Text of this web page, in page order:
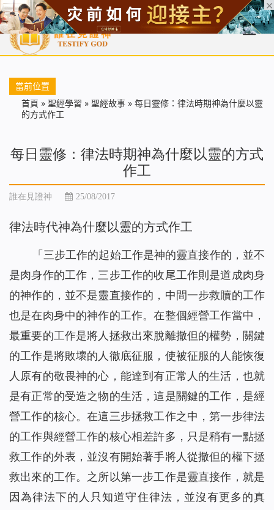
首頁 每日靈糧 天國福音 基督徒見證 信仰解答 聖經
當前位置
首頁 » 聖經學習 » 聖經故事 » 每日靈修：律法時期神為什麼以靈
的方式作工
每日靈修：律法時期神為什麼以靈的方式
作工
誰在見證神 25/08/2017
律法時代神為什麼以靈的方式作工
「三步工作的起始工作是神的靈直接作的，並不
是肉身作的工作，三步工作的收尾工作則是道成肉身
的神作的，並不是靈直接作的，中間一步救贖的工作
也是在肉身中的神作的工作。在整個經營工作當中，
最重要的工作是將人拯救出來脫離撒但的權勢，關鍵
的工作是將敗壞的人徹底征服，使被征服的人能恢復
人原有的敬畏神的心，能達到有正常人的生活，也就
是有正常的受造之物的生活，這是關鍵的工作，是經
營工作的核心。在這三步拯救工作之中，第一步律法
的工作與經營工作的核心相差許多，只是稍有一點拯
救工作的外表，並沒有開始著手將人從撒但的權下拯
救出來的工作。之所以第一步工作是靈直接作，就是
因為律法下的人只知道守住律法，並沒有更多的真